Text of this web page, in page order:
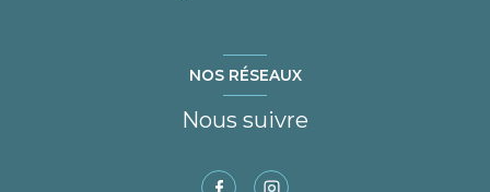
NOS RÉSEAUX
Nous suivre